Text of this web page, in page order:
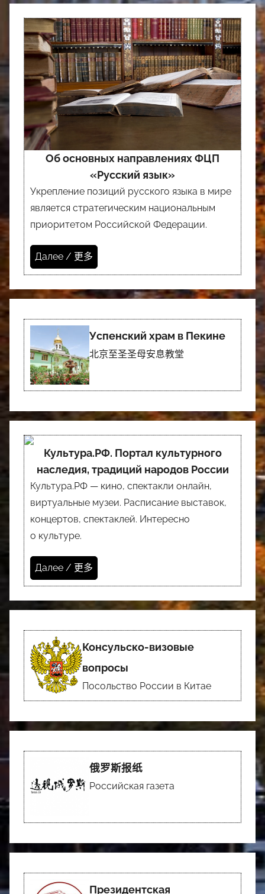
Об основных направлениях ФЦП
«Русский язык»
Укрепление позиций русского языка в мире
является стратегическим национальным
приоритетом Российской Федерации.
Далее / 更多
Успенский храм в Пекине
北京至圣圣母安息教堂
Культура.РФ. Портал культурного
наследия, традиций народов России
Культура.РФ — кино, спектакли онлайн,
виртуальные музеи. Расписание выставок,
концертов, спектаклей. Интересно
о культуре.
Далее / 更多
Консульско-визовые
вопросы
Посольство России в Китае
俄罗斯报纸
Российская газета
Президентская